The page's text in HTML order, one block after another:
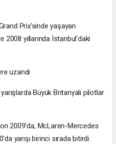
Prix'sinde yaşayan
2008 yıllarında İstanbul'daki
uzandı
Büyük Britanyalı pilotlar
2009'da, McLaren-Mercedes
yarışı birinci sırada bitirdi.